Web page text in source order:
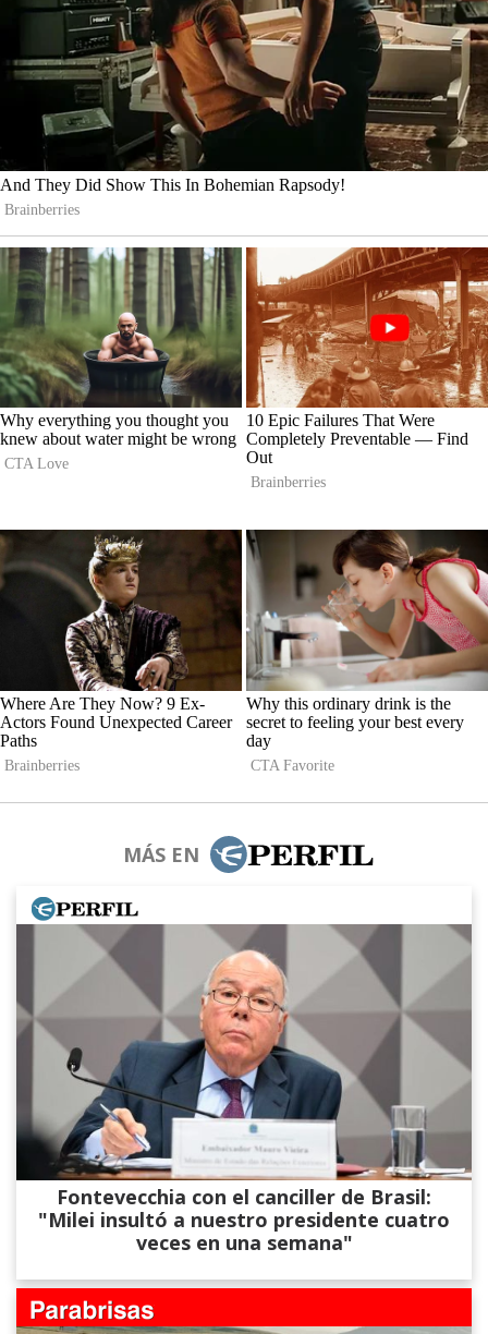
MÁS EN
Fontevecchia con el canciller de Brasil:
"Milei insultó a nuestro presidente cuatro
veces en una semana"